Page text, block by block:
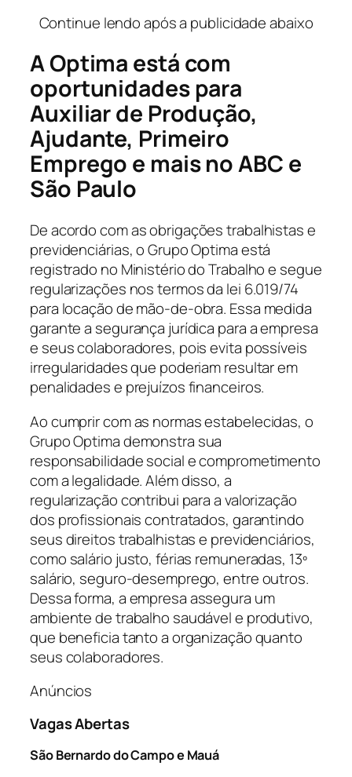
Continue lendo após a publicidade abaixo
A Optima está com
oportunidades para
Auxiliar de Produção,
Ajudante, Primeiro
Emprego e mais no ABC e
São Paulo
De acordo com as obrigações trabalhistas e
previdenciárias, o Grupo Optima está
registrado no Ministério do Trabalho e segue
regularizações nos termos da lei 6.019/74
para locação de mão-de-obra. Essa medida
garante a segurança jurídica para a empresa
e seus colaboradores, pois evita possíveis
irregularidades que poderiam resultar em
penalidades e prejuízos financeiros.
Ao cumprir com as normas estabelecidas, o
Grupo Optima demonstra sua
responsabilidade social e comprometimento
com a legalidade. Além disso, a
regularização contribui para a valorização
dos profissionais contratados, garantindo
seus direitos trabalhistas e previdenciários,
como salário justo, férias remuneradas, 13º
salário, seguro-desemprego, entre outros.
Dessa forma, a empresa assegura um
ambiente de trabalho saudável e produtivo,
que beneficia tanto a organização quanto
seus colaboradores.
Anúncios
Vagas Abertas
São Bernardo do Campo e Mauá